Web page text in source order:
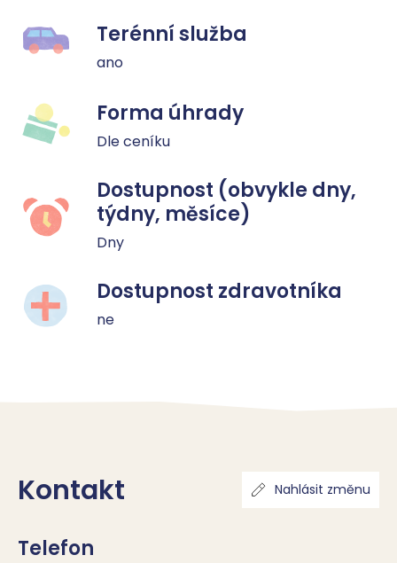
Terénní služba
ano
Forma úhrady
Dle ceníku
Dostupnost (obvykle dny,
týdny, měsíce)
Dny
Dostupnost zdravotníka
ne
Kontakt Nahlásit změnu
Telefon